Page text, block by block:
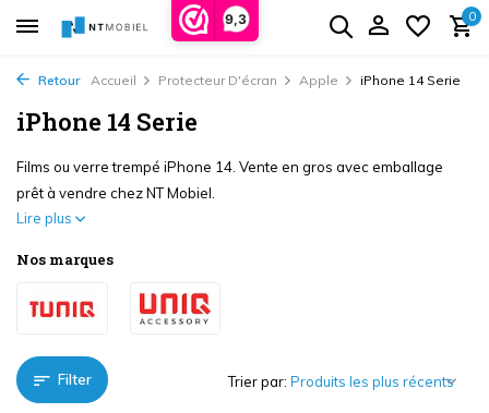
9,3 0
Retour Accueil Protecteur D'écran Apple iPhone 14 Serie
iPhone 14 Serie
Films ou verre trempé iPhone 14. Vente en gros avec emballage
prêt à vendre chez NT Mobiel.
Lire plus
Nos marques
Filter Trier par: